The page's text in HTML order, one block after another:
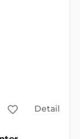
Detail